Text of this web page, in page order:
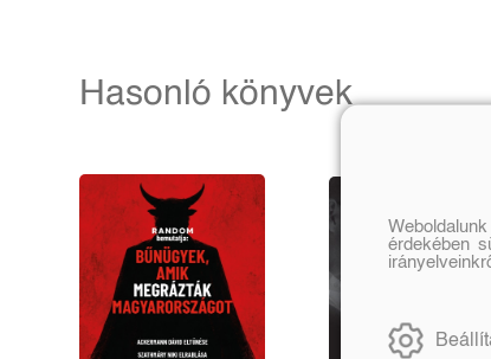
Hasonló könyvek
érdekében